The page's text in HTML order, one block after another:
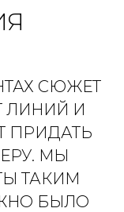
СЮЖЕТ
ЛИНИЙ И
ПРИДАТЬ
МЫ
ТАКИМ
БЫЛО